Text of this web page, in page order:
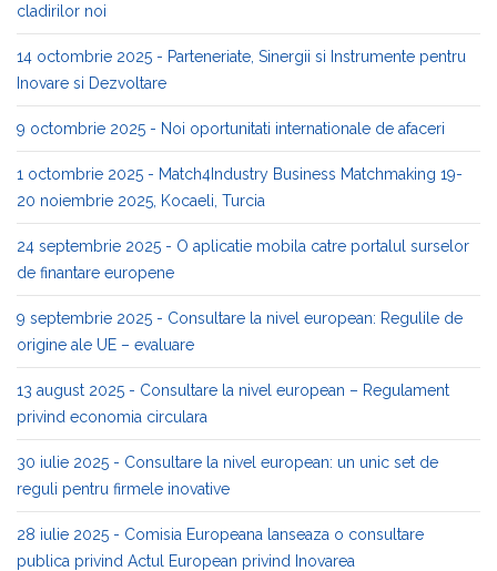
cladirilor noi
14 octombrie 2025 - Parteneriate, Sinergii si Instrumente pentru
Inovare si Dezvoltare
9 octombrie 2025 - Noi oportunitati internationale de afaceri
1 octombrie 2025 - Match4Industry Business Matchmaking 19-
20 noiembrie 2025, Kocaeli, Turcia
24 septembrie 2025 - O aplicatie mobila catre portalul surselor
de finantare europene
9 septembrie 2025 - Consultare la nivel european: Regulile de
origine ale UE – evaluare
13 august 2025 - Consultare la nivel european – Regulament
privind economia circulara
30 iulie 2025 - Consultare la nivel european: un unic set de
reguli pentru firmele inovative
28 iulie 2025 - Comisia Europeana lanseaza o consultare
publica privind Actul European privind Inovarea